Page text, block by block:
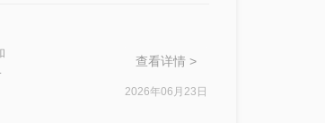
查看详情 >
2026年06月23日